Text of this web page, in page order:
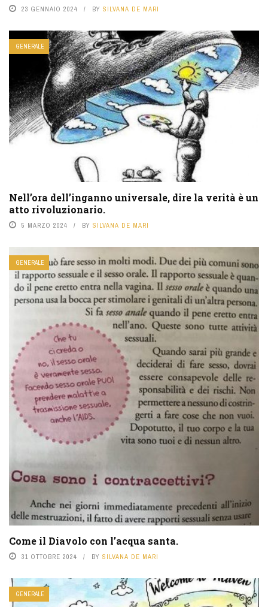
23 GENNAIO 2024 BY SILVANA DE MARI
GENERALE
Nell’ora dell’inganno universale, dire la verità è un
atto rivoluzionario.
5 MARZO 2024 BY SILVANA DE MARI
GENERALE
Come il Diavolo con l’acqua santa.
31 OTTOBRE 2024 BY SILVANA DE MARI
GENERALE